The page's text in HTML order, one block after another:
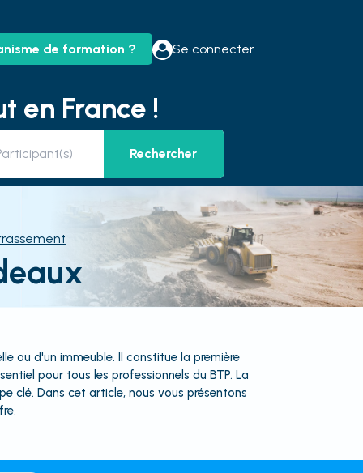
de formation ? Se connecter
en France !
Rechercher
ou d'un immeuble. Il constitue la première
pour tous les professionnels du BTP. La
clé. Dans cet article, nous vous présentons